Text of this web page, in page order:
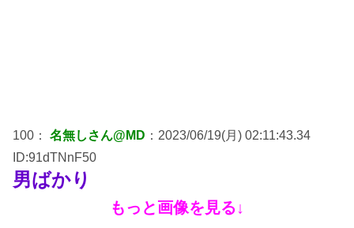
100： 名無しさん@MD ：2023/06/19(月) 02:11:43.34
ID:91dTNnF50
男ばかり
もっと画像を見る↓